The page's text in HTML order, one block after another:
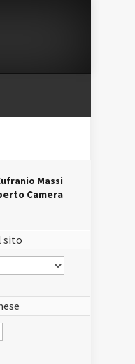
Massi
Camera
sito